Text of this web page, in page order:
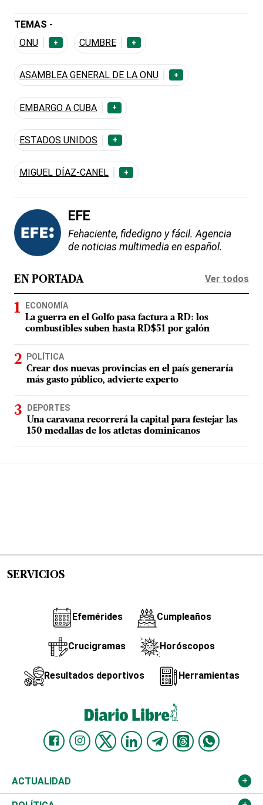
TEMAS -
ONU
+ CUMBRE +
ASAMBLEA GENERAL DE LA ONU +
EMBARGO A CUBA +
ESTADOS UNIDOS +
MIGUEL DÍAZ-CANEL +
EFE
Fehaciente, fidedigno y fácil. Agencia
de noticias multimedia en español.
EN PORTADA Ver todos
ECONOMÍA
La guerra en el Golfo pasa factura a RD: los
combustibles suben hasta RD$51 por galón
POLÍTICA
Crear dos nuevas provincias en el país generaría
más gasto público, advierte experto
DEPORTES
Una caravana recorrerá la capital para festejar las
150 medallas de los atletas dominicanos
SERVICIOS
Efemérides Cumpleaños
Crucigramas Horóscopos
Resultados deportivos Herramientas
ACTUALIDAD